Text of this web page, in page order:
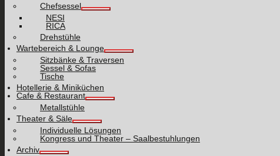
Chefsessel
NESI
RICA
Drehstühle
Wartebereich & Lounge
Sitzbänke & Traversen
Sessel & Sofas
Tische
Hotellerie & Miniküchen
Cafe & Restaurant
Metallstühle
Theater & Säle
Individuelle Lösungen
Kongress und Theater – Saalbestuhlungen
Archiv